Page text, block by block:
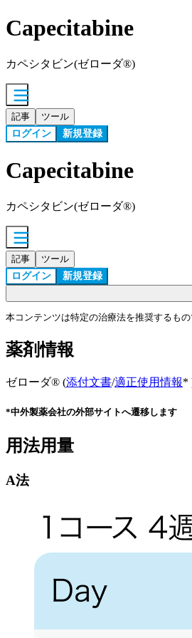
Capecitabine
カペシタビン(ゼローダ®)
記事 ツール
ログイン 新規登録
Capecitabine
カペシタビン(ゼローダ®)
記事 ツール
ログイン 新規登録
本コンテンツは特定の治療法を推奨するも
薬剤情報
ゼローダ® (添付文書/適正使用情報*
*中外製薬会社の外部サイトへ遷移します
用法用量
A法